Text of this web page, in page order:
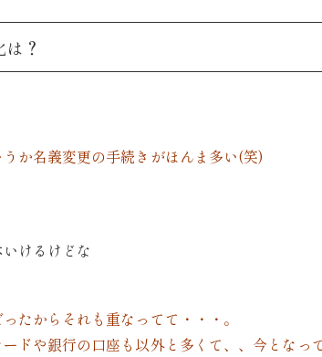
？
か名義変更の手続きがほんま多い(笑)
けるけどな
たからそれも重なってて・・・。
ドや銀行の口座も以外と多くて、、今となっ